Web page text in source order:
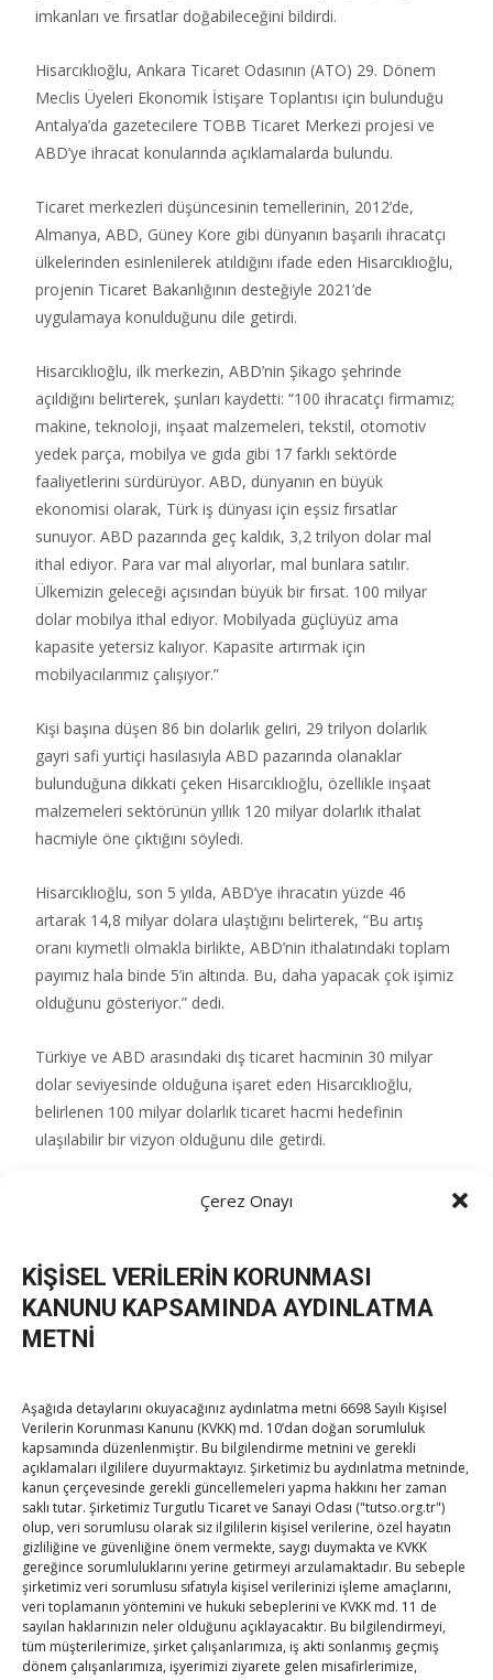
Çerez Onayı
KİŞİSEL VERİLERİN KORUNMASI
KANUNU KAPSAMINDA AYDINLATMA
METNİ
Aşağıda detaylarını okuyacağınız aydınlatma metni 6698 Sayılı Kişisel
Verilerin Korunması Kanunu (KVKK) md. 10’dan doğan sorumluluk
kapsamında düzenlenmiştir. Bu bilgilendirme metnini ve gerekli
açıklamaları ilgililere duyurmaktayız. Şirketimiz bu aydınlatma metninde,
kanun çerçevesinde gerekli güncellemeleri yapma hakkını her zaman
saklı tutar. Şirketimiz Turgutlu Ticaret ve Sanayi Odası ("tutso.org.tr")
olup, veri sorumlusu olarak siz ilgililerin kişisel verilerine, özel hayatın
gizliliğine ve güvenliğine önem vermekte, saygı duymakta ve KVKK
gereğince sorumluluklarını yerine getirmeyi arzulamaktadır. Bu sebeple
şirketimiz veri sorumlusu sıfatıyla kişisel verilerinizi işleme amaçlarını,
veri toplamanın yöntemini ve hukuki sebeplerini ve KVKK md. 11 de
sayılan haklarınızın neler olduğunu açıklayacaktır. Bu bilgilendirmeyi,
tüm müşterilerimize, şirket çalışanlarımıza, iş akti sonlanmış geçmiş
dönem çalışanlarımıza, işyerimizi ziyarete gelen misafirlerimize,
imkanları ve fırsatlar doğabileceğini bildirdi.​
Hisarcıklıoğlu, Ankara Ticaret Odasının (ATO) 29. Dönem
Meclis Üyeleri Ekonomik İstişare Toplantısı için bulunduğu
Antalya’da gazetecilere TOBB Ticaret Merkezi projesi ve
ABD’ye ihracat konularında açıklamalarda bulundu.
Ticaret merkezleri düşüncesinin temellerinin, 2012’de,
Almanya, ABD, Güney Kore gibi dünyanın başarılı ihracatçı
ülkelerinden esinlenilerek atıldığını ifade eden Hisarcıklıoğlu,
projenin Ticaret Bakanlığının desteğiyle 2021’de
uygulamaya konulduğunu dile getirdi.
Hisarcıklıoğlu, ilk merkezin, ABD’nin Şikago şehrinde
açıldığını belirterek, şunları kaydetti: “100 ihracatçı firmamız;
makine, teknoloji, inşaat malzemeleri, tekstil, otomotiv
yedek parça, mobilya ve gıda gibi 17 farklı sektörde
faaliyetlerini sürdürüyor. ABD, dünyanın en büyük
ekonomisi olarak, Türk iş dünyası için eşsiz fırsatlar
sunuyor. ABD pazarında geç kaldık, 3,2 trilyon dolar mal
ithal ediyor. Para var mal alıyorlar, mal bunlara satılır.
Ülkemizin geleceği açısından büyük bir fırsat. 100 milyar
dolar mobilya ithal ediyor. Mobilyada güçlüyüz ama
kapasite yetersiz kalıyor. Kapasite artırmak için
mobilyacılarımız çalışıyor.”
Kişi başına düşen 86 bin dolarlık geliri, 29 trilyon dolarlık
gayri safi yurtiçi hasılasıyla ABD pazarında olanaklar
bulunduğuna dikkati çeken Hisarcıklıoğlu, özellikle inşaat
malzemeleri sektörünün yıllık 120 milyar dolarlık ithalat
hacmiyle öne çıktığını söyledi.
Hisarcıklıoğlu, son 5 yılda, ABD’ye ihracatın yüzde 46
artarak 14,8 milyar dolara ulaştığını belirterek, “Bu artış
oranı kıymetli olmakla birlikte, ABD’nin ithalatındaki toplam
payımız hala binde 5’in altında. Bu, daha yapacak çok işimiz
olduğunu gösteriyor.” dedi.
Türkiye ve ABD arasındaki dış ticaret hacminin 30 milyar
dolar seviyesinde olduğuna işaret eden Hisarcıklıoğlu,
belirlenen 100 milyar dolarlık ticaret hacmi hedefinin
ulaşılabilir bir vizyon olduğunu dile getirdi.
Hisarcıklıoğlu bu hedefe ulaşmak için teknoloji ve hizmet
kazandırmayı planladıklarını vurgulayarak, “ABD; mobilya ve
ev eşyaları, gıda ve tarım ürünleri, otomotiv yedek parçaları
gibi alanlar da büyük potansiyel taşıyor. Yeni dönemde ABD
bağlamda, dinamik üretim kapasitesine sahip Türkiye için
yeni işbirlikleri ve pazar fırsatları doğabilir.” diye konuştu.
TOBB Ticaret Merkezinin Şikago’daki depolama
operasyonlarına ek olarak ABD genelinde 12 farklı lojistik
ve depolama merkeziyle de hizmet verdiğini anlatan
Hisarcıklıoğlu, “Şikago’da elde edilen tecrübe ve başarıları
ABD kıtasının geneline yaymak amacıyla da hizmetlerimizi
Los Angeles, New York, Miami, Houston gibi diğer
eyaletlere de ulaştırmayı hedefliyoruz.” ifadesini kullandı.